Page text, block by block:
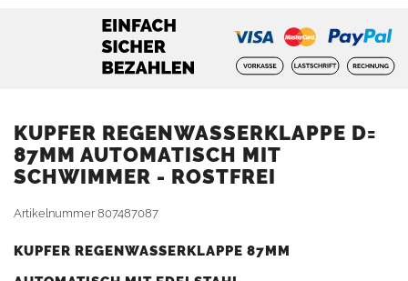
KUPFER REGENWASSERKLAPPE D=
87MM AUTOMATISCH MIT
SCHWIMMER - ROSTFREI
Artikelnummer807487087
KUPFER REGENWASSERKLAPPE 87MM